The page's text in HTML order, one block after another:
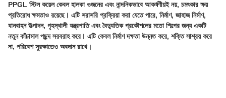
PPGL স্টিল কয়েল কেবল হালকা ওজনের এবং নান্দনিকভাবে আকর্ষণীয়ই নয়, চমৎকার ক্ষয়
প্রতিরোধ ক্ষমতাও রয়েছে। এটি সরাসরি প্রক্রিয়া করা যেতে পারে, নির্মাণ, জাহাজ নির্মাণ,
যানবাহন উত্পাদন, গৃহস্থালী যন্ত্রপাতি এবং বৈদ্যুতিক প্রকৌশলের মতো শিল্পের জন্য একটি
নতুন কাঁচামাল পছন্দ সরবরাহ করে। এটি কেবল নির্মাণ দক্ষতা উন্নত করে, শক্তি সাশ্রয় করে
না, পরিবেশ সুরক্ষাতেও অবদান রাখে।